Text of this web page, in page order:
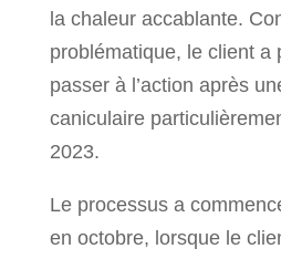
la chaleur accablante.
problématique, le client a
passer à l’action après
caniculaire
2023.
Le processus a
en octobre, lorsque le